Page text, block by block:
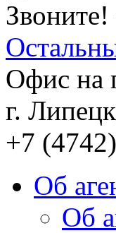
Звоните!
Офис на
г.
+7
Об
Об